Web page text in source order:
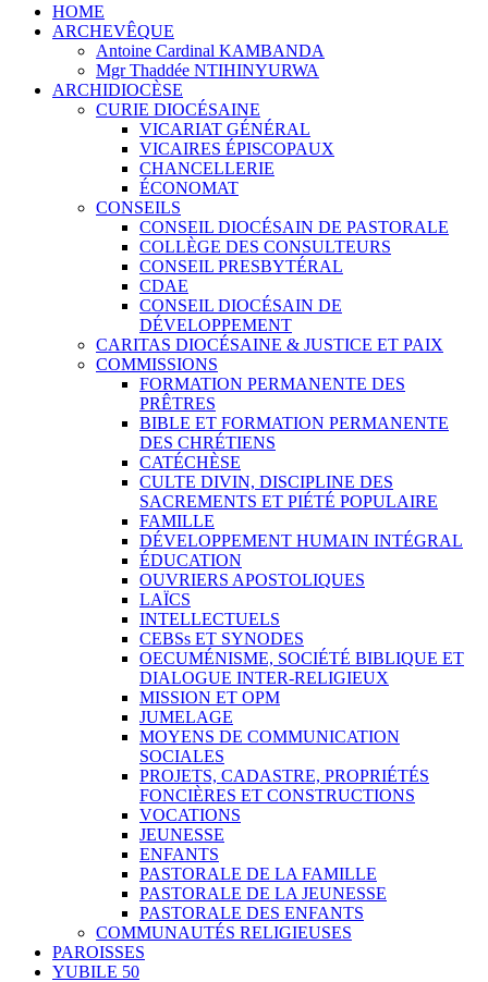
HOME
ARCHEVÊQUE
Antoine Cardinal KAMBANDA
Mgr Thaddée NTIHINYURWA
ARCHIDIOCÈSE
CURIE DIOCÉSAINE
VICARIAT GÉNÉRAL
VICAIRES ÉPISCOPAUX
CHANCELLERIE
ÉCONOMAT
CONSEILS
CONSEIL DIOCÉSAIN DE PASTORALE
COLLÈGE DES CONSULTEURS
CONSEIL PRESBYTÉRAL
CDAE
CONSEIL DIOCÉSAIN DE
DÉVELOPPEMENT
CARITAS DIOCÉSAINE & JUSTICE ET PAIX
COMMISSIONS
FORMATION PERMANENTE DES
PRÊTRES
BIBLE ET FORMATION PERMANENTE
DES CHRÉTIENS
CATÉCHÈSE
CULTE DIVIN, DISCIPLINE DES
SACREMENTS ET PIÉTÉ POPULAIRE
FAMILLE
DÉVELOPPEMENT HUMAIN INTÉGRAL
ÉDUCATION
OUVRIERS APOSTOLIQUES
LAÏCS
INTELLECTUELS
CEBSs ET SYNODES
OECUMÉNISME, SOCIÉTÉ BIBLIQUE ET
DIALOGUE INTER-RELIGIEUX
MISSION ET OPM
JUMELAGE
MOYENS DE COMMUNICATION
SOCIALES
PROJETS, CADASTRE, PROPRIÉTÉS
FONCIÈRES ET CONSTRUCTIONS
VOCATIONS
JEUNESSE
ENFANTS
PASTORALE DE LA FAMILLE
PASTORALE DE LA JEUNESSE
PASTORALE DES ENFANTS
COMMUNAUTÉS RELIGIEUSES
PAROISSES
YUBILE 50